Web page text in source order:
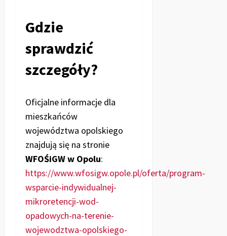
Gdzie
sprawdzić
szczegóły?
Oficjalne informacje dla
mieszkańców
województwa opolskiego
znajdują się na stronie
WFOŚiGW w Opolu:
https://www.wfosigw.opole.pl/oferta/program-
wsparcie-indywidualnej-
mikroretencji-wod-
opadowych-na-terenie-
wojewodztwa-opolskiego-